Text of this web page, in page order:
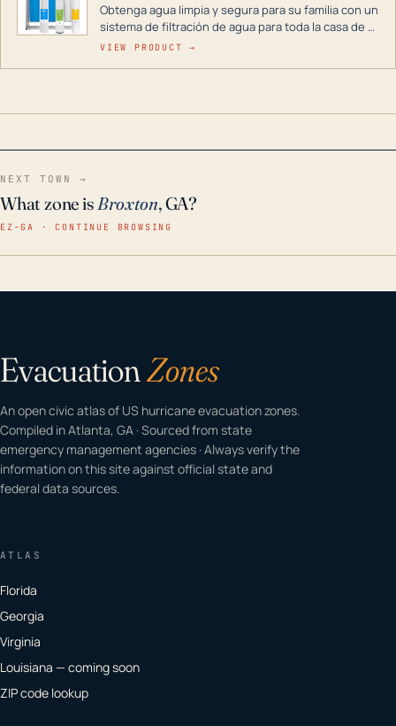
Obtenga agua limpia y segura para su familia con un
sistema de filtración de agua para toda la casa de 3
etapas. La tecnología avanzada de este filtro
en situaciones de emergencia.
VIEW PRODUCT →
NEXT TOWN →
What zone isBroxton, GA?
EZ–GA · CONTINUE BROWSING
EvacuationZones
An open civic atlas of US hurricane evacuation zones.
Compiled in Atlanta, GA · Sourced from state
emergency management agencies · Always verify the
information on this site against official state and
federal data sources.
ATLAS
Florida
Georgia
Virginia
Louisiana — coming soon
ZIP code lookup